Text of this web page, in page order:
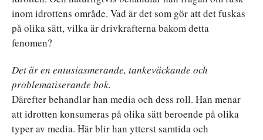
inom idrottens område. Vad är det som gör att det fuskas
på olika sätt, vilka är drivkrafterna bakom detta
fenomen?
Det är en entusiasmerande, tankeväckande och
problematiserande bok.
Därefter behandlar han media och dess roll. Han menar
att idrotten konsumeras på olika sätt beroende på olika
typer av media. Här blir han ytterst samtida och